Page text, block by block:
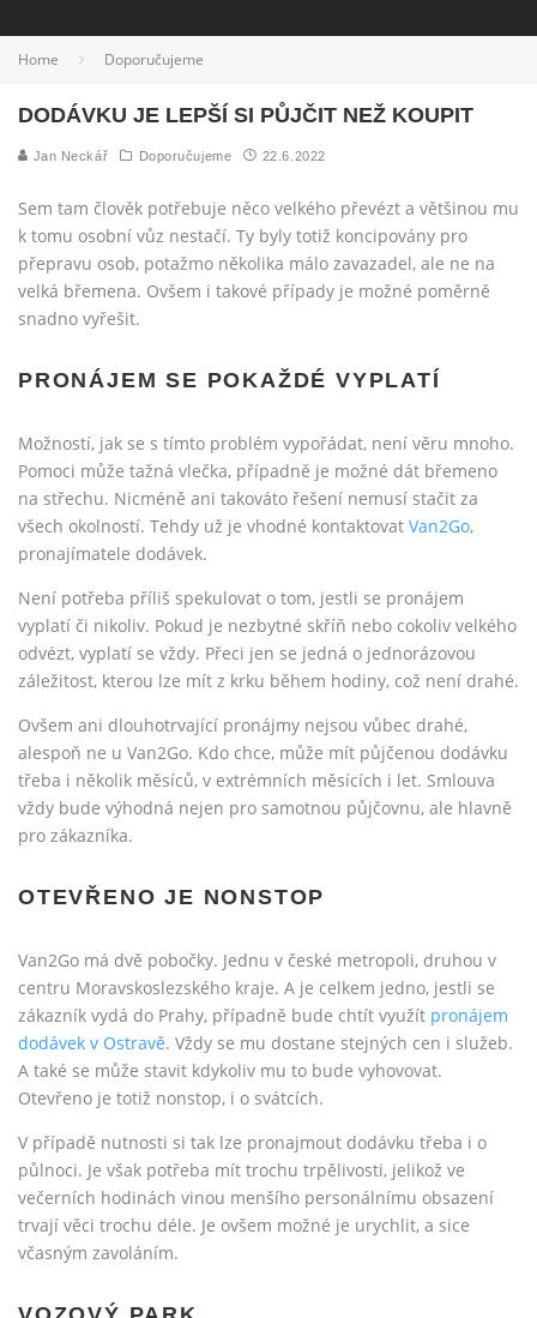
Home Doporučujeme
DODÁVKU JE LEPŠÍ SI PŮJČIT NEŽ KOUPIT
Jan Neckář Doporučujeme 22.6.2022
Sem tam člověk potřebuje něco velkého převézt a většinou mu
k tomu osobní vůz nestačí. Ty byly totiž koncipovány pro
přepravu osob, potažmo několika málo zavazadel, ale ne na
velká břemena. Ovšem i takové případy je možné poměrně
snadno vyřešit.
PRONÁJEM SE POKAŽDÉ VYPLATÍ
Možností, jak se s tímto problém vypořádat, není věru mnoho.
Pomoci může tažná vlečka, případně je možné dát břemeno
na střechu. Nicméně ani takováto řešení nemusí stačit za
všech okolností. Tehdy už je vhodné kontaktovat Van2Go,
pronajímatele dodávek.
Není potřeba příliš spekulovat o tom, jestli se pronájem
vyplatí či nikoliv. Pokud je nezbytné skříň nebo cokoliv velkého
odvézt, vyplatí se vždy. Přeci jen se jedná o jednorázovou
záležitost, kterou lze mít z krku během hodiny, což není drahé.
Ovšem ani dlouhotrvající pronájmy nejsou vůbec drahé,
alespoň ne u Van2Go. Kdo chce, může mít půjčenou dodávku
třeba i několik měsíců, v extrémních měsících i let. Smlouva
vždy bude výhodná nejen pro samotnou půjčovnu, ale hlavně
pro zákazníka.
OTEVŘENO JE NONSTOP
Van2Go má dvě pobočky. Jednu v české metropoli, druhou v
centru Moravskoslezského kraje. A je celkem jedno, jestli se
zákazník vydá do Prahy, případně bude chtít využít pronájem
dodávek v Ostravě. Vždy se mu dostane stejných cen i služeb.
A také se může stavit kdykoliv mu to bude vyhovovat.
Otevřeno je totiž nonstop, i o svátcích.
V případě nutnosti si tak lze pronajmout dodávku třeba i o
půlnoci. Je však potřeba mít trochu trpělivosti, jelikož ve
večerních hodinách vinou menšího personálnímu obsazení
trvají věci trochu déle. Je ovšem možné je urychlit, a sice
včasným zavoláním.